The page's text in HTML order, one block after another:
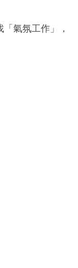
氣氛工作」，